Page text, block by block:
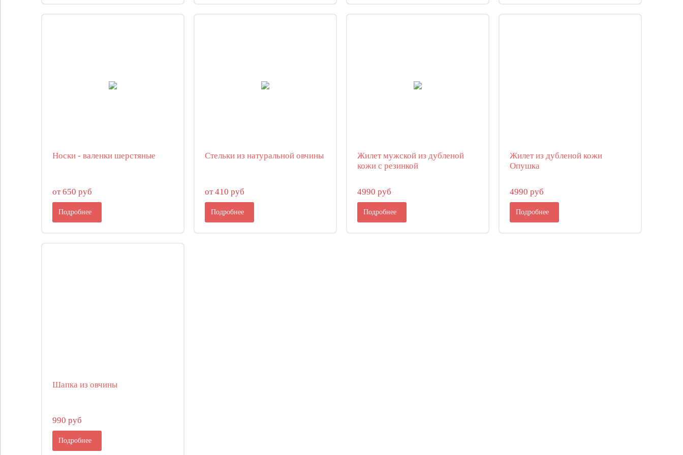
Носки - валенки шерстяные
от 650 руб
Подробнее
Стельки из натуральной овчины
от 410 руб
Подробнее
Жилет мужской из дубленой
кожи с резинкой
4990 руб
Подробнее
Жилет из дубленой кожи
Опушка
4990 руб
Подробнее
Шапка из овчины
990 руб
Подробнее